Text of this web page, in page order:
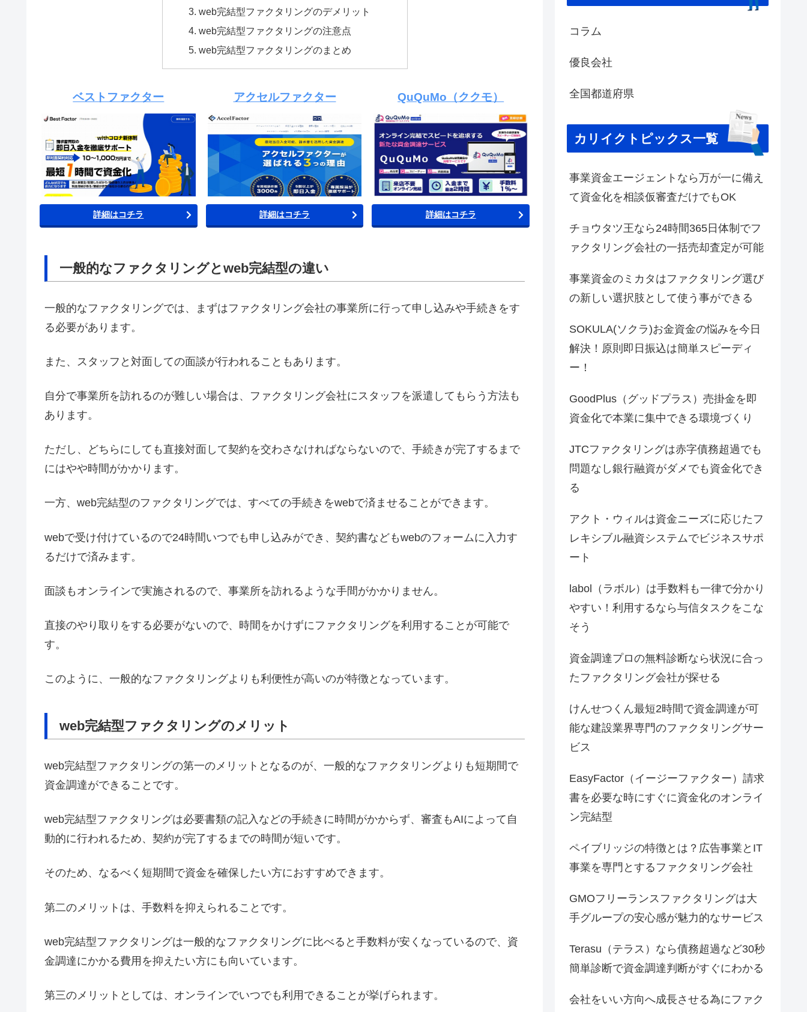
web完結型ファクタリングのデメリット
web完結型ファクタリングの注意点
web完結型ファクタリングのまとめ
ベストファクター
詳細はコチラ
アクセルファクター
詳細はコチラ
QuQuMo（ククモ）
詳細はコチラ
一般的なファクタリングとweb完結型の違い
一般的なファクタリングでは、まずはファクタリング会社の事業所に行って申し込みや手続きをす
る必要があります。
また、スタッフと対面しての面談が行われることもあります。
自分で事業所を訪れるのが難しい場合は、ファクタリング会社にスタッフを派遣してもらう方法も
あります。
ただし、どちらにしても直接対面して契約を交わさなければならないので、手続きが完了するまで
にはやや時間がかかります。
一方、web完結型のファクタリングでは、すべての手続きをwebで済ませることができます。
webで受け付けているので24時間いつでも申し込みができ、契約書などもwebのフォームに入力す
るだけで済みます。
面談もオンラインで実施されるので、事業所を訪れるような手間がかかりません。
直接のやり取りをする必要がないので、時間をかけずにファクタリングを利用することが可能で
す。
このように、一般的なファクタリングよりも利便性が高いのが特徴となっています。
web完結型ファクタリングのメリット
web完結型ファクタリングの第一のメリットとなるのが、一般的なファクタリングよりも短期間で
資金調達ができることです。
web完結型ファクタリングは必要書類の記入などの手続きに時間がかからず、審査もAIによって自
動的に行われるため、契約が完了するまでの時間が短いです。
そのため、なるべく短期間で資金を確保したい方におすすめできます。
第二のメリットは、手数料を抑えられることです。
web完結型ファクタリングは一般的なファクタリングに比べると手数料が安くなっているので、資
金調達にかかる費用を抑えたい方にも向いています。
第三のメリットとしては、オンラインでいつでも利用できることが挙げられます。
コラム
優良会社
全国都道府県
カリイクトピックス一覧
事業資金エージェントなら万が一に備え
て資金化を相談仮審査だけでもOK
チョウタツ王なら24時間365日体制でフ
ァクタリング会社の一括売却査定が可能
事業資金のミカタはファクタリング選び
の新しい選択肢として使う事ができる
SOKULA(ソクラ)お金資金の悩みを今日
解決！原則即日振込は簡単スピーディ
ー！
GoodPlus（グッドプラス）売掛金を即
資金化で本業に集中できる環境づくり
JTCファクタリングは赤字債務超過でも
問題なし銀行融資がダメでも資金化でき
る
アクト・ウィルは資金ニーズに応じたフ
レキシブル融資システムでビジネスサポ
ート
labol（ラボル）は手数料も一律で分かり
やすい！利用するなら与信タスクをこな
そう
資金調達プロの無料診断なら状況に合っ
たファクタリング会社が探せる
けんせつくん最短2時間で資金調達が可
能な建設業界専門のファクタリングサー
ビス
EasyFactor（イージーファクター）請求
書を必要な時にすぐに資金化のオンライ
ン完結型
ペイブリッジの特徴とは？広告事業とIT
事業を専門とするファクタリング会社
GMOフリーランスファクタリングは大
手グループの安心感が魅力的なサービス
Terasu（テラス）なら債務超過など30秒
簡単診断で資金調達判断がすぐにわかる
会社をいい方向へ成長させる為にファク